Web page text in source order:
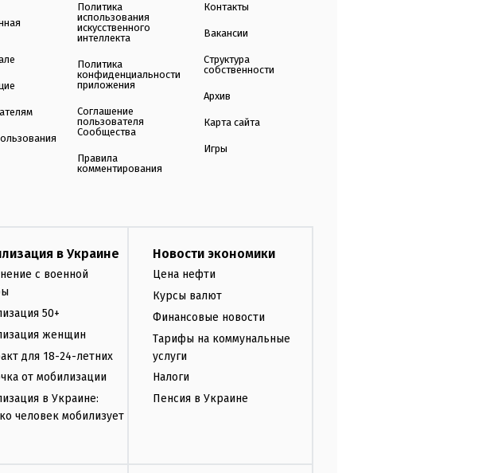
Политика
использования
искусственного
интеллекта
Политика
конфиденциальности
приложения
Соглашение
пользователя
Сообщества
Правила
комментирования
Контакты
Вакансии
Структура
собственности
Архив
Карта сайта
Игры
в Украине
с военной
50+
женщин
для 18-24-летних
от мобилизации
в Украине:
человек мобилизует
Новости экономики
Цена нефти
Курсы валют
Финансовые новости
Тарифы на коммунальные
услуги
Налоги
Пенсия в Украине